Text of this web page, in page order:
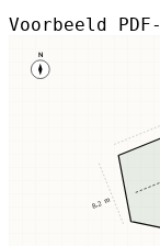
Voorbeeld
N
8,2 m